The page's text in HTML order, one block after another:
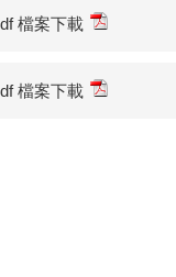
檔案下載
檔案下載